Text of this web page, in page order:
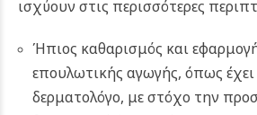
ισχύουν στις περισσότερες
Ήπιος καθαρισμός και
επουλωτικής αγωγής, όπως
δερματολόγο, με στόχο την